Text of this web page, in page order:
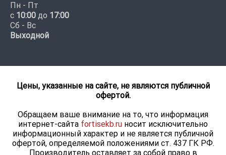
Пн - Пт
с 10:00 до 17:00
Сб - Вс
Выходной
Цены, указанные на сайте, не являются публичной
офертой.
Обращаем ваше внимание на то, что информация
интернет-сайта fortisekb.ru носит исключительно
информационный характер и не является публичной
офертой, определяемой положениями ст. 437 ГК РФ.
Производитель оставляет за собой право в